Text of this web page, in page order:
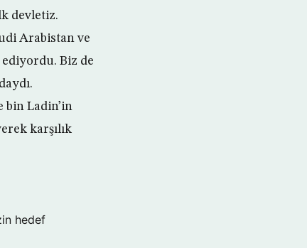
devletiz.
Arabistan ve
ediyordu. Biz de
bin Ladin’in
karşılık
hedef